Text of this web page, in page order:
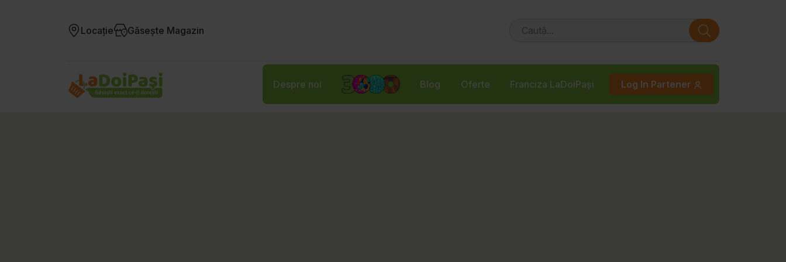
Locație Găsește Magazin
Despre noi Blog Oferte Franciza LaDoiPași Log In Partener